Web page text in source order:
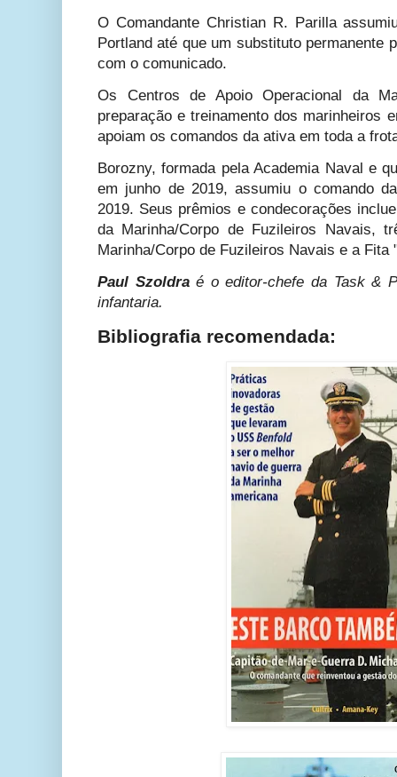
O Comandante Christian R. Parilla
Portland até que um substituto permanente
com o comunicado.
Os Centros de Apoio Operacional da
preparação e treinamento dos marinheiros
apoiam os comandos da ativa em toda a
Borozny, formada pela Academia Naval e
em junho de 2019, assumiu o comando
2019. Seus prêmios e condecorações
da Marinha/Corpo de Fuzileiros Navais,
Marinha/Corpo de Fuzileiros Navais e a Fita
Paul Szoldraé o editor-chefe da Task &
infantaria.
Bibliografia recomendada: